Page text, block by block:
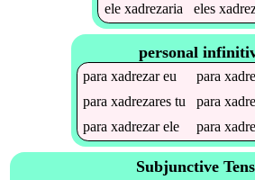
ele xadrezaria eles
personal
paraxadrezareu para
paraxadrezares tu para
paraxadrezarele para
Subjunctive